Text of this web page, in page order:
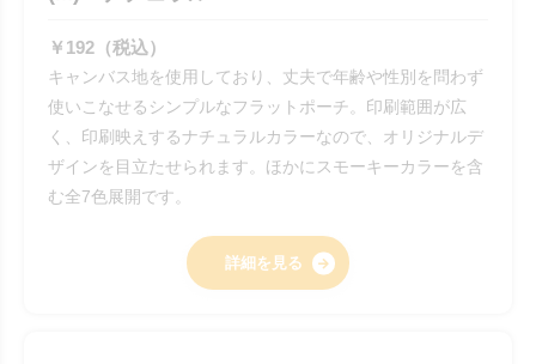
￥192（税込）
キャンバス地を使用しており、丈夫で年齢や性別を問わず
使いこなせるシンプルなフラットポーチ。印刷範囲が広
く、印刷映えするナチュラルカラーなので、オリジナルデ
ザインを目立たせられます。ほかにスモーキーカラーを含
む全7色展開です。
詳細を見る